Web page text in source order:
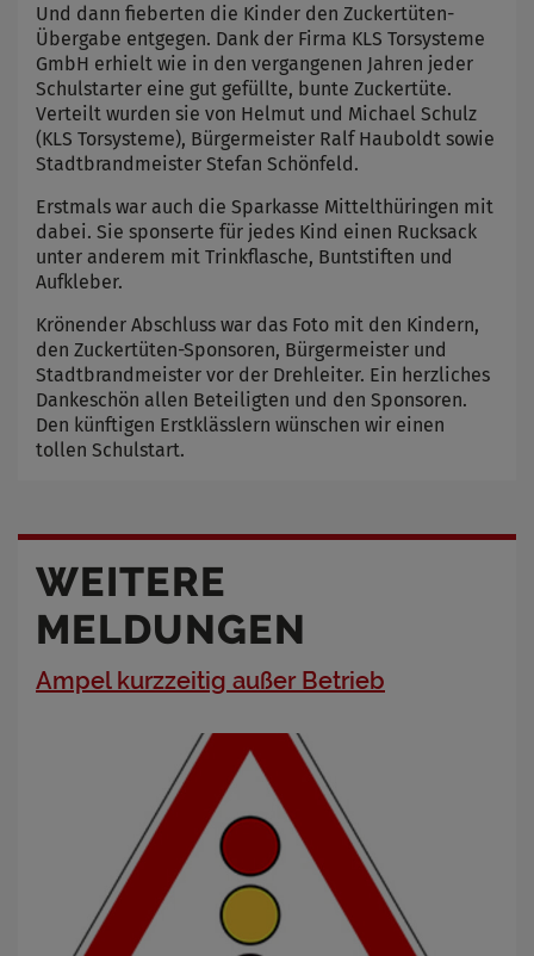
Und dann fieberten die Kinder den Zuckertüten-
Übergabe entgegen. Dank der Firma KLS Torsysteme
GmbH erhielt wie in den vergangenen Jahren jeder
Schulstarter eine gut gefüllte, bunte Zuckertüte.
Verteilt wurden sie von Helmut und Michael Schulz
(KLS Torsysteme), Bürgermeister Ralf Hauboldt sowie
Stadtbrandmeister Stefan Schönfeld.
Erstmals war auch die Sparkasse Mittelthüringen mit
dabei. Sie sponserte für jedes Kind einen Rucksack
unter anderem mit Trinkflasche, Buntstiften und
Aufkleber.
Krönender Abschluss war das Foto mit den Kindern,
den Zuckertüten-Sponsoren, Bürgermeister und
Stadtbrandmeister vor der Drehleiter. Ein herzliches
Dankeschön allen Beteiligten und den Sponsoren.
Den künftigen Erstklässlern wünschen wir einen
tollen Schulstart.
WEITERE
MELDUNGEN
Ampel kurzzeitig außer Betrieb